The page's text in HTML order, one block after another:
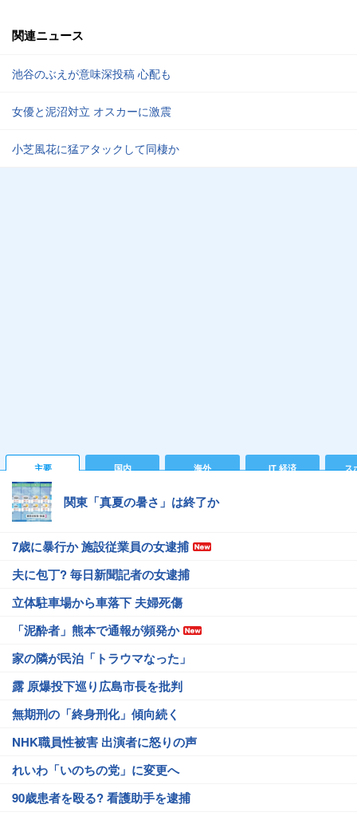
関連ニュース
池谷のぶえが意味深投稿 心配も
女優と泥沼対立 オスカーに激震
小芝風花に猛アタックして同棲か
主要 国内 海外 IT 経済 ス
関東「真夏の暑さ」は終了か
7歳に暴行か 施設従業員の女逮捕
夫に包丁? 毎日新聞記者の女逮捕
立体駐車場から車落下 夫婦死傷
「泥酔者」熊本で通報が頻発か
家の隣が民泊「トラウマなった」
露 原爆投下巡り広島市長を批判
無期刑の「終身刑化」傾向続く
NHK職員性被害 出演者に怒りの声
れいわ「いのちの党」に変更へ
90歳患者を殴る? 看護助手を逮捕